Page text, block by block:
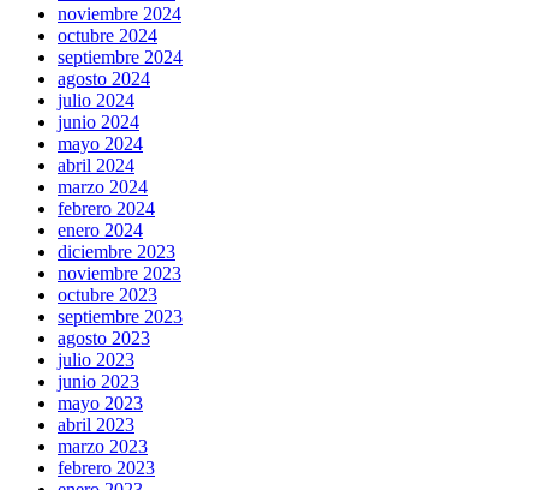
noviembre 2024
octubre 2024
septiembre 2024
agosto 2024
julio 2024
junio 2024
mayo 2024
abril 2024
marzo 2024
febrero 2024
enero 2024
diciembre 2023
noviembre 2023
octubre 2023
septiembre 2023
agosto 2023
julio 2023
junio 2023
mayo 2023
abril 2023
marzo 2023
febrero 2023